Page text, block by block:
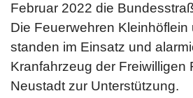
Februar 2022 die
Die Feuerwehren
standen im Einsatz und
Kranfahrzeug der Freiwilligen
Neustadt zur Unterstützung.